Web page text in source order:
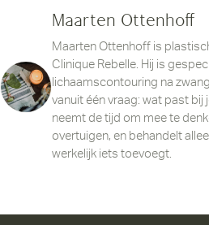
Maarten Ottenhoff
Maarten Ottenhoff is
Clinique Rebelle. Hij is
lichaamscontouring na
vanuit één vraag: wat past
neemt de tijd om mee te
overtuigen, en behandelt
werkelijk iets toevoegt.